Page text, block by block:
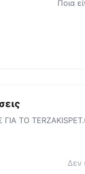
Ποια
ΓΙΑ ΤΟ
Δεν